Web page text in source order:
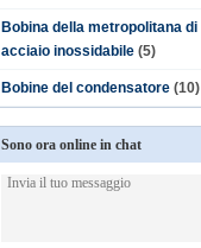
Bobina della metropolitana di
acciaio inossidabile (5)
Bobine del condensatore (10)
Sono ora online in chat